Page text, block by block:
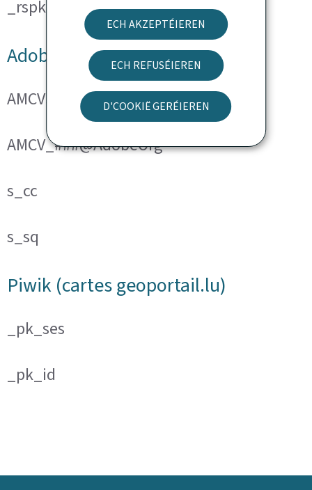
ECH AKZEPTÉIEREN
ECH REFUSÉIEREN
D'COOKIË GERÉIEREN
_rspkrLoadCore (ReadSpeaker)
Adobe Analytics
AMCVS_###@AdobeOrg
AMCV_###@AdobeOrg
s_cc
s_sq
Piwik (cartes geoportail.lu)
_pk_ses
_pk_id